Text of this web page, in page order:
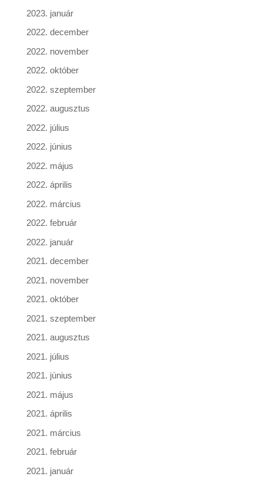
2023. január
2022. december
2022. november
2022. október
2022. szeptember
2022. augusztus
2022. július
2022. június
2022. május
2022. április
2022. március
2022. február
2022. január
2021. december
2021. november
2021. október
2021. szeptember
2021. augusztus
2021. július
2021. június
2021. május
2021. április
2021. március
2021. február
2021. január